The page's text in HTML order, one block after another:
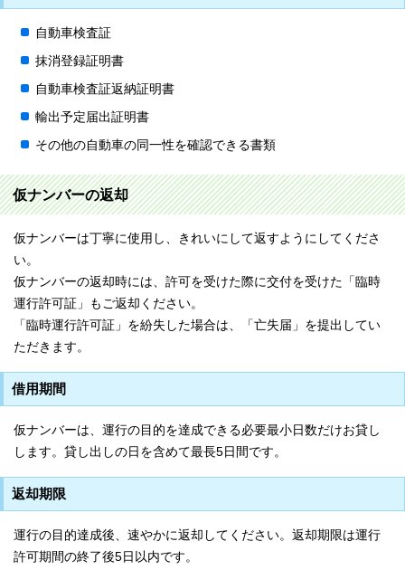
自動車検査証
抹消登録証明書
自動車検査証返納証明書
輸出予定届出証明書
その他の自動車の同一性を確認できる書類
仮ナンバーの返却
仮ナンバーは丁寧に使用し、きれいにして返すようにしてくださ
い。
仮ナンバーの返却時には、許可を受けた際に交付を受けた「臨時
運行許可証」もご返却ください。
「臨時運行許可証」を紛失した場合は、「亡失届」を提出してい
ただきます。
借用期間
仮ナンバーは、運行の目的を達成できる必要最小日数だけお貸し
します。貸し出しの日を含めて最長5日間です。
返却期限
運行の目的達成後、速やかに返却してください。返却期限は運行
許可期間の終了後5日以内です。